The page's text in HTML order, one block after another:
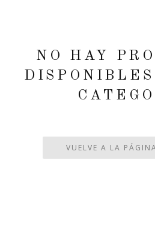
NO HAY
VUELVE A LA